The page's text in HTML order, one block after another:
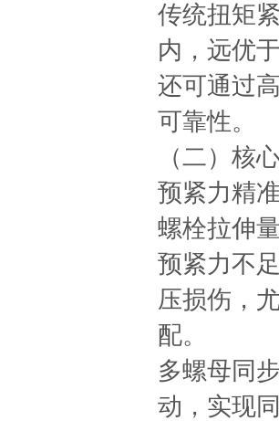
传统扭矩
内，远优
还可通过
可靠性。
（二）核
预紧力精
螺栓拉伸
预紧力不
压损伤，
配。
多螺母同
动，实现